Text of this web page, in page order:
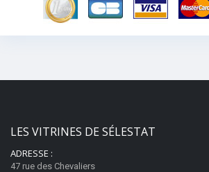
LES VITRINES DE SÉLESTAT
ADRESSE :
47 rue des Chevaliers